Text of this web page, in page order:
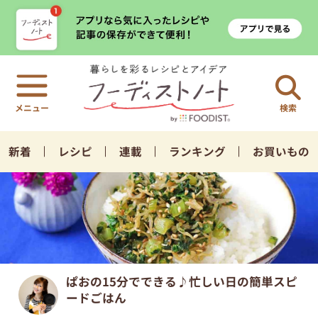
検索
新着 レシピ 連載 ランキング お買いもの
ぱおの15分でできる♪忙しい日の簡単スピ
ードごはん